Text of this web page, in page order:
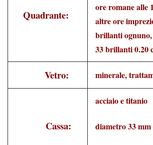
Quadrante:
ore romane alle
altre ore
brillanti
33 brillanti 0.20
Vetro: minerale,
Cassa:
acciaio e titanio
diametro 33 mm